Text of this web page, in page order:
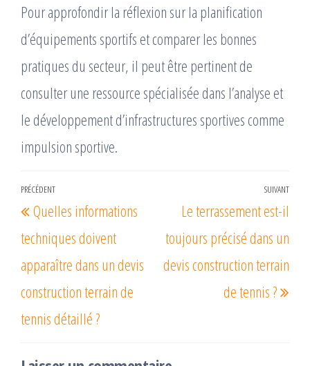
Pour approfondir la réflexion sur la planification
d’équipements sportifs et comparer les bonnes
pratiques du secteur, il peut être pertinent de
consulter une ressource spécialisée dans l’analyse et
le développement d’infrastructures sportives comme
impulsion sportive.
Navigation
de
l’article
Article
précédent
PRÉCÉDENT
Quelles informations
techniques doivent
apparaître dans un devis
construction terrain de
tennis détaillé ?
SUIVANT
Le terrassement est-il
toujours précisé dans un
devis construction terrain
de tennis ?